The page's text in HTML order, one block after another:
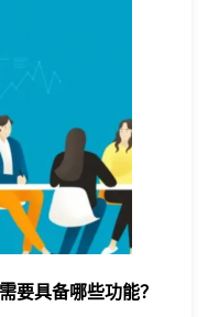
要具备哪些功能？